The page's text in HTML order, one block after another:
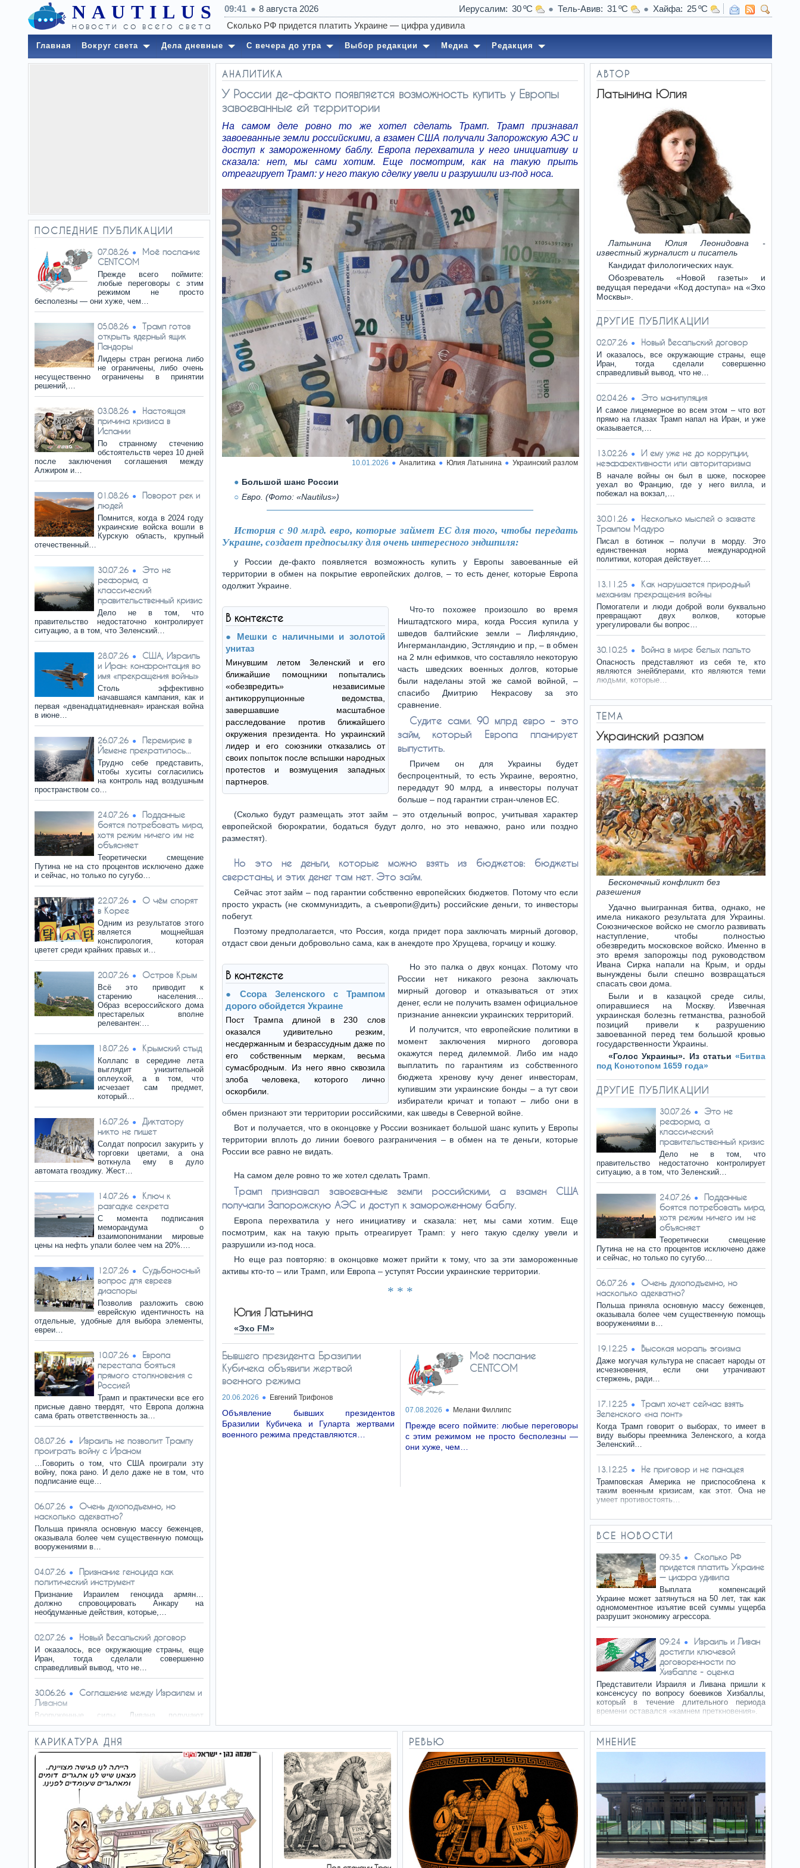
NAUTILUS
новости со всего света
09:41 8 августа 2026 Иерусалим 30 Тель-Авив 31 Хайфа
25
09:24
Израиль и Ливан достигли ключевой договоренности по Хизбалле - оценка
Главная Вокруг света Дела дневные С вечера до утра Выбор редакции Медиа Редакция
ПОСЛЕДНИЕ ПУБЛИКАЦИИ
07.08.26
Моё послание
CENTCOM
Прежде всего поймите:
любые переговоры с этим
режимом не просто
бесполезны — они хуже, чем…
05.08.26
Трамп готов
открыть ядерный ящик
Пандоры
Лидеры стран региона либо
не ограничены, либо очень
несущественно ограничены в принятии
решений,…
03.08.26
Настоящая
причина кризиса в
Испании
По странному стечению
обстоятельств через 10 дней
после заключения соглашения между
Алжиром и…
01.08.26
Поворот рек и
людей
Помнится, когда в 2024 году
украинские войска вошли в
Курскую область, крупный
отечественный…
30.07.26
Это не
реформа, а
классический
правительственный кризис
Дело не в том, что
правительство недостаточно контролирует
ситуацию, а в том, что Зеленский…
28.07.26
США, Израиль
и Иран: конфронтация во
имя «прекращения войны»
Столь эффективно
начавшаяся кампания, как и
первая «двенадцатидневная» иранская война
в июне…
26.07.26
Перемирие в
Йемене прекратилось...
Трудно себе представить,
чтобы хуситы согласились
на контроль над воздушным
пространством со…
24.07.26
Подданные
боятся потребовать мира,
хотя режим ничего им не
объясняет
Теоретически смещение
Путина не на сто процентов исключено даже
и сейчас, но только по сугубо…
22.07.26
О чём спорят
в Корее
Одним из результатов этого
является мощнейшая
конспирология, которая
цветет среди крайних правых и…
20.07.26 Остров Крым
Всё это приводит к
старению населения…
Образ всероссийского дома
престарелых вполне
релевантен:…
18.07.26 Крымский стыд
Коллапс в середине лета
выглядит унизительной
оплеухой, а в том, что
исчезает сам предмет,
который…
16.07.26
Диктатору
никто не пишет
Солдат попросил закурить у
торговки цветами, а она
воткнула ему в дуло
автомата гвоздику. Жест…
14.07.26
Ключ к
разгадке секрета
С момента подписания
меморандума о
взаимопонимании мировые
цены на нефть упали более чем на 20%.…
12.07.26
Судьбоносный
вопрос для евреев
диаспоры
Позволив разложить свою
еврейскую идентичность на
отдельные, удобные для выбора элементы,
евреи…
10.07.26
Европа
перестала бояться
прямого столкновения с
Россией
Трамп и практически все его
присные давно твердят, что Европа должна
сама брать ответственность за…
08.07.26
Израиль не позволит Трампу
проиграть войну с Ираном
…Говорить о том, что США проиграли эту
войну, пока рано. И дело даже не в том, что
подписание еще…
06.07.26
Очень духоподъемно, но
насколько адекватно?
Польша приняла основную массу беженцев,
оказывала более чем существенную помощь
вооружениями в…
04.07.26
Признание геноцида как
политический инструмент
Признание Израилем геноцида армян…
должно спровоцировать Анкару на
необдуманные действия, которые,…
02.07.26 Новый Весальский договор
И оказалось, все окружающие страны, еще
Иран, тогда сделали совершенно
справедливый вывод, что не…
30.06.26
Соглашение между Израилем и
Ливаном
Вооруженные силы Ливана получают
возможность войти в некоторые из
контролируемых ЦАХАЛ регионов для…
28.06.26
Британская политика: правее,
ещё правее!
На политическом рынке образовалась ниша,
которую заполнила Restore, возглавляемая
Лоу, бывшим…
Пожалуй, оно и хорошо
Сейчас в корейской печати всё чаще говорят
о том, что нынешние двадцатилетние
превращаются в…
АНАЛИТИКА
У России де-факто появляется возможность купить у Европы
завоеванные ей территории
На самом деле ровно то же хотел сделать Трамп. Трамп признавал
завоеванные земли российскими, а взамен США получали Запорожскую АЭС и
доступ к замороженному баблу. Европа перехватила у него инициативу и
сказала: нет, мы сами хотим. Еще посмотрим, как на такую прыть
отреагирует Трамп: у него такую сделку увели и разрушили из-под носа.
10.01.2026 Аналитика Юлия Латынина Украинский разлом
Большой шанс России
Евро. (Фото: «Nautilus»)
История с 90 млрд. евро, которые займет ЕС для того, чтобы передать
Украине, создает предпосылку для очень интересного эндшпиля:
у России де-факто появляется возможность купить у Европы завоеванные ей
территории в обмен на покрытие европейских долгов, – то есть денег, которые Европа
одолжит Украине.
В контексте
Мешки с наличными и золотой
унитаз
Минувшим летом Зеленский и его
ближайшие помощники попытались
«обезвредить» независимые
антикоррупционные ведомства,
завершавшие масштабное
расследование против ближайшего
окружения президента. Но украинский
лидер и его союзники отказались от
своих попыток после вспышки народных
протестов и возмущения западных
партнеров.
Что-то похожее произошло во время
Ништадтского мира, когда Россия купила у
шведов балтийские земли – Лифляндию,
Ингерманландию, Эстляндию и пр, – в обмен
на 2 млн ефимков, что составляло некоторую
часть шведских военных долгов, которые
были наделаны этой же самой войной, –
спасибо Дмитрию Некрасову за это
сравнение.
Судите сами. 90 млрд евро – это
займ, который Европа планирует
выпустить.
Причем он для Украины будет
беспроцентный, то есть Украине, вероятно,
передадут 90 млрд, а инвесторы получат
больше – под гарантии стран-членов ЕС.
(Сколько будут размещать этот займ – это отдельный вопрос, учитывая характер
европейской бюрократии, бодаться будут долго, но это неважно, рано или поздно
разместят).
Но это не деньги, которые можно взять из бюджетов: бюджеты
сверстаны, и этих денег там нет. Это займ.
Сейчас этот займ – под гарантии собственно европейских бюджетов. Потому что если
просто украсть (не скоммуниздить, а съевропи@дить) российские деньги, то инвесторы
побегут.
Поэтому предполагается, что Россия, когда придет пора заключать мирный договор,
отдаст свои деньги добровольно сама, как в анекдоте про Хрущева, горчицу и кошку.
В контексте
Ссора Зеленского с Трампом
дорого обойдется Украине
Пост Трампа длиной в 230 слов
оказался удивительно резким,
несдержанным и безрассудным даже по
его собственным меркам, весьма
сумасбродным. Из него явно сквозила
злоба человека, которого лично
оскорбили.
Но это палка о двух концах. Потому что
России нет никакого резона заключать
мирный договор и отказываться от этих
денег, если не получить взамен официальное
признание аннексии украинских территорий.
И получится, что европейские политики в
момент заключения мирного договора
окажутся перед дилеммой. Либо им надо
выплатить по гарантиям из собственного
бюджета хренову кучу денег инвесторам,
купившим эти украинские бонды – а тут свои
избиратели кричат и топают – либо они в
обмен признают эти территории российскими, как шведы в Северной войне.
Вот и получается, что в оконцовке у России возникает большой шанс купить у Европы
территории вплоть до линии боевого разграничения – в обмен на те деньги, которые
России все равно не видать.
На самом деле ровно то же хотел сделать Трамп.
Трамп признавал завоеванные земли российскими, а взамен США
получали Запорожскую АЭС и доступ к замороженному баблу.
Европа перехватила у него инициативу и сказала: нет, мы сами хотим. Еще
посмотрим, как на такую прыть отреагирует Трамп: у него такую сделку увели и
разрушили из-под носа.
Но еще раз повторяю: в оконцовке может прийти к тому, что за эти замороженные
активы кто-то – или Трамп, или Европа – уступят России украинские территории.
* * *
Юлия Латынина
«Эхо FM»
Бывшего президента Бразилии
Кубичека объявили жертвой
военного режима
20.06.2026 Евгений Трифонов
Объявление бывших президентов
Бразилии Кубичека и Гуларта жертвами
военного режима представляются…
Моё послание
CENTCOM
07.08.2026 Мелани Филлипс
Прежде всего поймите: любые переговоры
с этим режимом не просто бесполезны —
они хуже, чем…
АВТОР
Латынина Юлия
Латынина Юлия Леонидовна -
известный журналист и писатель
Кандидат филологических наук.
Обозреватель «Новой газеты» и
ведущая передачи «Код доступа» на «Эхо
Москвы».
ДРУГИЕ ПУБЛИКАЦИИ
02.07.26 Новый Весальский договор
И оказалось, все окружающие страны, еще
Иран, тогда сделали совершенно
справедливый вывод, что не…
02.04.26 Это манипуляция
И самое лицемерное во всем этом – что вот
прямо на глазах Трамп напал на Иран, и уже
оказывается,…
13.02.26
И ему уже не до коррупции,
неэффективности или авторитаризма
В начале войны он был в шоке, поскорее
уехал во Францию, где у него вилла, и
побежал на вокзал,…
30.01.26
Несколько мыслей о захвате
Трампом Мадуро
Писал в ботинок – получи в морду. Это
единственная норма международной
политики, которая действует.…
13.11.25
Как нарушается природный
механизм прекращения войны
Помогатели и люди доброй воли буквально
превращают двух волков, которые
урегулировали бы вопрос…
30.10.25 Война в мире белых пальто
Опасность представляют из себя те, кто
являются энейблерами, кто являются теми
людьми, которые…
ТЕМА
Украинский разлом
Бесконечный конфликт без
разешения
Удачно выигранная битва, однако, не
имела никакого результата для Украины.
Союзническое войско не смогло развивать
наступление, чтобы полностью
обезвредить московское войско. Именно в
это время запорожцы под руководством
Ивана Сирка напали на Крым, и орды
вынуждены были спешно возвращаться
спасать свои дома.
Были и в казацкой среде силы,
опиравшиеся на Москву. Извечная
украинская болезнь гетманства, разнобой
позиций привели к разрушению
завоеванной перед тем большой кровью
государственности Украины.
«Голос Украины». Из статьи «Битва
под Конотопом 1659 года»
ДРУГИЕ ПУБЛИКАЦИИ
30.07.26
Это не
реформа, а
классический
правительственный кризис
Дело не в том, что
правительство недостаточно контролирует
ситуацию, а в том, что Зеленский…
24.07.26
Подданные
боятся потребовать мира,
хотя режим ничего им не
объясняет
Теоретически смещение
Путина не на сто процентов исключено даже
и сейчас, но только по сугубо…
06.07.26
Очень духоподъемно, но
насколько адекватно?
Польша приняла основную массу беженцев,
оказывала более чем существенную помощь
вооружениями в…
19.12.25 Высокая мораль эгоизма
Даже могучая культура не спасает народы от
исчезновения, если они утрачивают
стержень, ради…
17.12.25
Трамп хочет сейчас взять
Зеленского «на понт»
Когда Трамп говорит о выборах, то имеет в
виду выборы преемника Зеленского, а когда
Зеленский…
13.12.25 Не приговор и не панацея
Трамповская Америка не приспособлена к
таким военным кризисам, как этот. Она не
умеет противостоять…
ВСЕ НОВОСТИ
09:35
Сколько РФ
придется платить Украине
— цифра удивила
Выплата компенсаций
Украине может затянуться на 50 лет, так как
одномоментное изъятие всей суммы ущерба
разрушит экономику агрессора.
09:24
Израиль и Ливан
достигли ключевой
договоренности по
Хизбалле - оценка
Представители Израиля и Ливана пришли к
консенсусу по вопросу боевиков Хизбаллы,
который в течение длительного периода
времени оставался «камнем преткновения».
перешел в «Леганес»
"Леганес". С ним подписан
контракт по формуле "1+1".
09:04
На Аляске
произошло землетрясение
В американском штате
Аляска произошло
землетрясение магнитудой
5,6. Его эпицентр находился в отдаленном
КАРИКАТУРА ДНЯ РЕВЬЮ МНЕНИЕ